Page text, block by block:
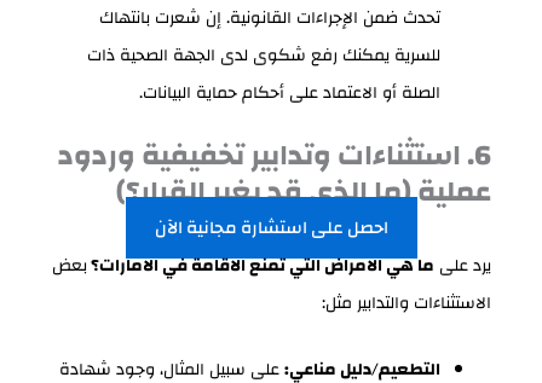
تحدث ضمن الإجراءات القانونية. إن شعرت بانتهاك
للسرية يمكنك رفع شكوى لدى الجهة الصحية ذات
الصلة أو الاعتماد على أحكام حماية البيانات.
6. استثناءات وتدابير تخفيفية وردود
عملية (ما الذي قد يغير القرار؟)
احصل على استشارة مجانية الآن
يرد على ما هي الامراض التي تمنع الاقامة في الامارات؟بعض
الاستثناءات والتدابير مثل:
التطعيم/دليل مناعي:على سبيل المثال، وجود شهادة